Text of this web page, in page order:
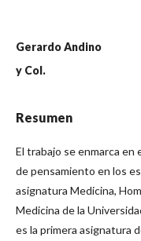
Gerardo Andino
y Col.
Resumen
El trabajo se enmarca
de pensamiento en los
asignatura Medicina,
Medicina de la
es la primera asignatura